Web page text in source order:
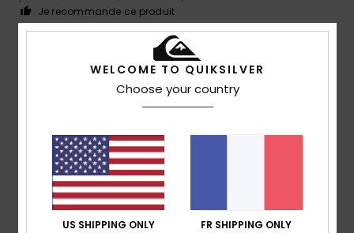
Je recommande ce produit
4/5
Nicolas8 juillet 2026
Achat vérifié
Moins confortable que les Rivi Slide, mais bien quand même
Confort: 4/5 Rapport qualité / prix
parfaiteMatière: 4/5 Coloris
Je recommande ce produit
WELCOME TO QUIKSILVER
Choose your country
US SHIPPING ONLY FR SHIPPING ONLY